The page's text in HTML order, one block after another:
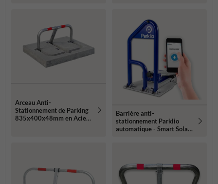
Arceau Anti-
Stationnement de Parking
835x400x48mm en Acier
Barrière anti-
stationnement Parklio
automatique - Smart Solar